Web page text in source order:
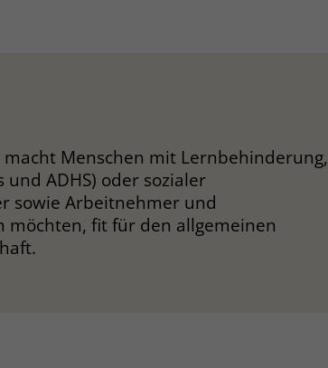
Menschen mit Lernbehinderung,
ADHS) oder sozialer
sowie Arbeitnehmer und
möchten, fit für den allgemeinen